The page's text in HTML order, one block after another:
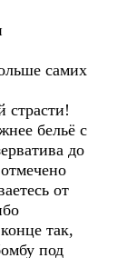
самих
страсти!
бельё с
до
от
так,
под